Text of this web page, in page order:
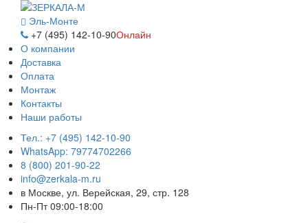
Эль-Монте
+7 (495) 142-10-90Онлайн
О компании
Доставка
Оплата
Монтаж
Контакты
Наши работы
Тел.: +7 (495) 142-10-90
WhatsApp: 79774702266
8 (800) 201-90-22
info@zerkala-m.ru
в Москве, ул. Верейская, 29, стр. 128
Пн-Пт 09:00-18:00